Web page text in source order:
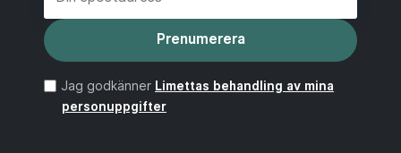
Prenumerera
Jag godkänner Limettas behandling av mina
personuppgifter